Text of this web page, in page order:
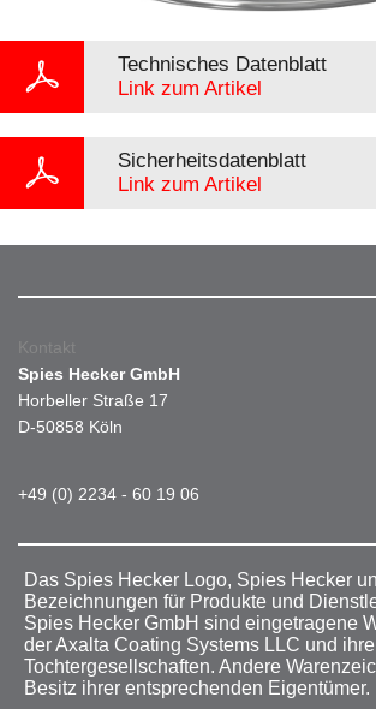
Technisches Datenblatt
Link zum Artikel
Sicherheitsdatenblatt
Link zum Artikel
Kontakt
Spies Hecker GmbH
Horbeller Straße 17
D-50858 Köln
+49 (0) 2234 - 60 19 06
Das Spies Hecker Logo, Spies Hecker
Bezeichnungen für Produkte und
Spies Hecker GmbH sind eingetragene
der Axalta Coating Systems LLC und
Tochtergesellschaften. Andere
Besitz ihrer entsprechenden Eigentümer.